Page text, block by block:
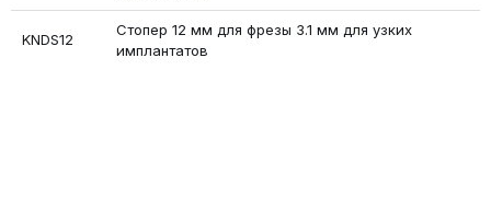
KNDS12
Стопер 12 мм для фрезы 3.1 мм для узких
имплантатов